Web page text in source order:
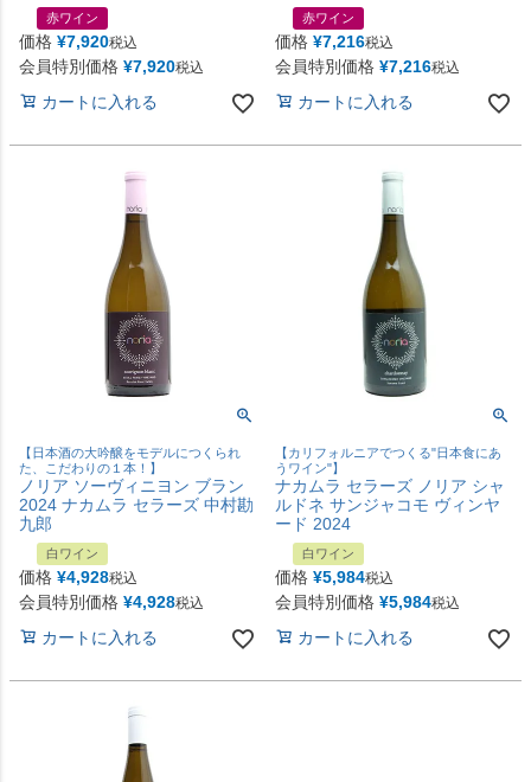
赤ワイン
価格 ¥7,920税込
会員特別価格 ¥7,920税込
カートに入れる
赤ワイン
価格 ¥7,216税込
会員特別価格 ¥7,216税込
カートに入れる
【日本酒の大吟醸をモデルにつくられ
た、こだわりの１本！】
ノリア ソーヴィニヨン ブラン
2024 ナカムラ セラーズ 中村勘
九郎
白ワイン
価格 ¥4,928税込
会員特別価格 ¥4,928税込
カートに入れる
【カリフォルニアでつくる"日本食にあ
うワイン"】
ナカムラ セラーズ ノリア シャ
ルドネ サンジャコモ ヴィンヤ
ード 2024
白ワイン
価格 ¥5,984税込
会員特別価格 ¥5,984税込
カートに入れる